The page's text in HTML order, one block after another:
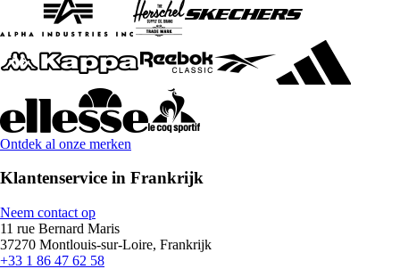
Ontdek al onze merken
Klantenservice in Frankrijk
Neem contact op
11 rue Bernard Maris
37270 Montlouis-sur-Loire, Frankrijk
+33 1 86 47 62 58